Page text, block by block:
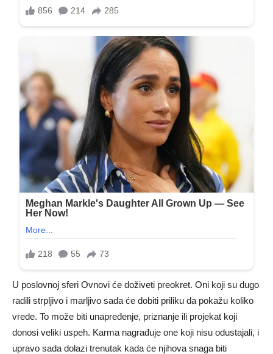
U poslovnoj sferi Ovnovi će doživeti preokret. Oni koji su dugo
radili strpljivo i marljivo sada će dobiti priliku da pokažu koliko
vrede. To može biti unapređenje, priznanje ili projekat koji
donosi veliki uspeh. Karma nagrađuje one koji nisu odustajali, i
upravo sada dolazi trenutak kada će njihova snaga biti